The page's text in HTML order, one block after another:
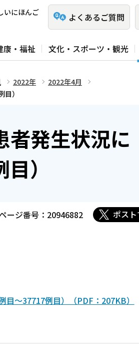
いにほんご よくあるご質問
康・福祉 文化・スポーツ・観光
2022年
2022年4月
目）
者発生状況に
目）
ージ番号：20946882 ポスト
目～37717例目）（PDF：207KB）